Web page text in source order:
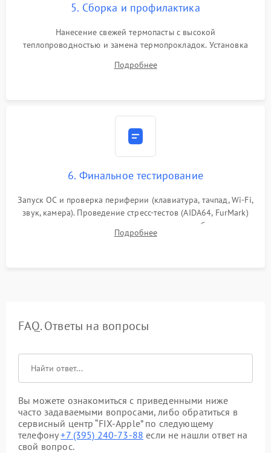
5. Сборка и профилактика
Нанесение свежей термопасты с высокой
теплопроводностью и замена термопрокладок. Установка
шлейфов, модулей памяти и накопителей. Предварительная
Подробнее
6. Финальное тестирование
Запуск ОС и проверка периферии (клавиатура, тачпад, Wi-Fi,
звук, камера). Проведение стресс-тестов (AIDA64, FurMark)
для контроля температурного режима и стабильности
системы под пиковой нагрузкой.
Подробнее
FAQ. Ответы на вопросы
Вы можете ознакомиться с приведенными ниже
часто задаваемыми вопросами, либо обратиться в
сервисный центр “FIX-Apple” по следующему
телефону+7 (395) 240-73-88 если не нашли ответ на
свой вопрос.